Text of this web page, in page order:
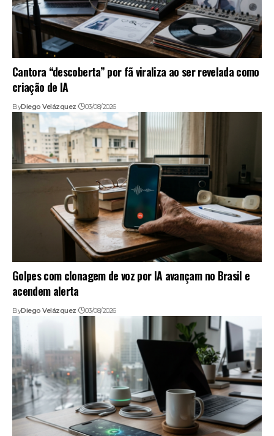
Cantora “descoberta” por fã viraliza ao ser revelada como
criação de IA
ByDiego Velázquez 03/08/2026
Golpes com clonagem de voz por IA avançam no Brasil e
acendem alerta
ByDiego Velázquez 03/08/2026